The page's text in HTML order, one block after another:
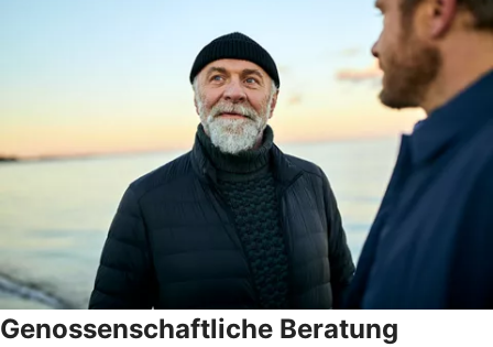
Genossenschaftliche Beratung